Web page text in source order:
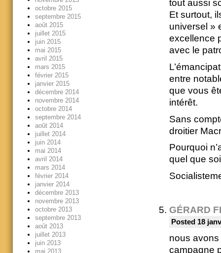
tout aussi
Et surtout,
universel »
excellence
avec le
entre
que vous
intérêt.
Sans
droitier
Pourquoi
quel que
GÉRARD
Posted 18
nous avons
campagne
octobre 2015
septembre 2015
août 2015
juillet 2015
juin 2015
mai 2015
avril 2015
mars 2015
février 2015
janvier 2015
décembre 2014
novembre 2014
octobre 2014
septembre 2014
août 2014
juillet 2014
juin 2014
mai 2014
avril 2014
mars 2014
février 2014
janvier 2014
décembre 2013
novembre 2013
octobre 2013
septembre 2013
août 2013
juillet 2013
juin 2013
mai 2013